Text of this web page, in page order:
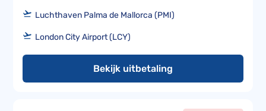
Luchthaven Palma de Mallorca (PMI)
London City Airport (LCY)
Bekijk uitbetaling